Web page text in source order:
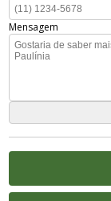
Mensagem